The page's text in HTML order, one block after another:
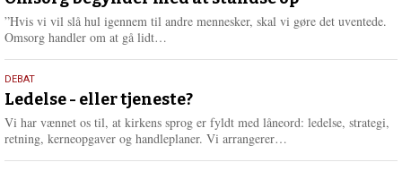
r
e
2026
”Hvis vi vil slå hul igennem til andre mennesker, skal vi gøre det uventede.
Omsorg handler om at gå lidt…
e
r
e
10.
juni
2026
DEBAT
Ledelse - eller tjeneste?
Vi har vænnet os til, at kirkens sprog er fyldt med låneord: ledelse, strategi,
retning, kerneopgaver og handleplaner. Vi arrangerer…